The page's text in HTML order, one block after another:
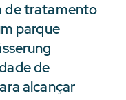
de tratamento
parque
de
alcançar